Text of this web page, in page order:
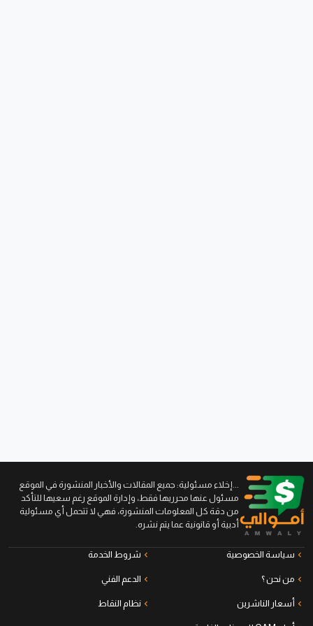
...إخلاء مسئولية: جميع المقالات والأخبار المنشورة في الموقع
مسئول عنها محرريها فقط، وإدارة الموقع رغم سعيها للتأكد
من دقة كل المعلومات المنشورة، فهي لا تتحمل أي مسئولية
أدبية أو قانونية عما يتم نشره.
سياسة الخصوصية شروط الخدمة
من نحن ؟ الدعم الفني
أسعار الناشرين نظام النقاط